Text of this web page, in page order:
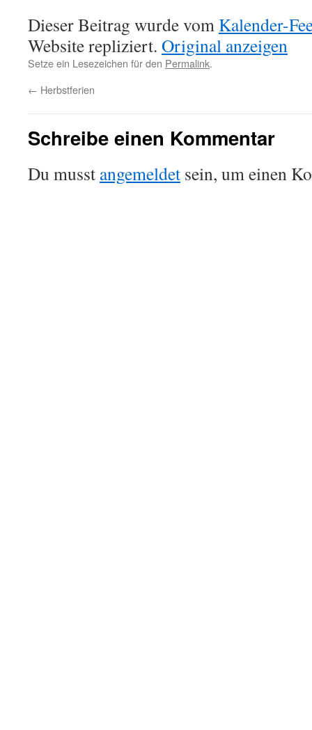
Dieser Beitrag wurde vom Kalender-
Website repliziert. Original anzeigen
Setze ein Lesezeichen für den Permalink.
← Herbstferien
Schreibe einen Kommentar
Du musst angemeldet sein, um einen